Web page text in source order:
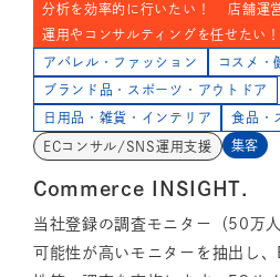
分析を効率的に行いたい！
店舗運
運用やコンサルティングを任せたい！
アパレル・ファッション コスメ・
ブランド品・スポーツ・アウトドア
日用品・雑貨・インテリア 食品・
ECコンサル/SNS運用支援 集客
Commerce INSIGHT.
当社登録の調査モニター（50万
可能性が高いモニターを抽出し